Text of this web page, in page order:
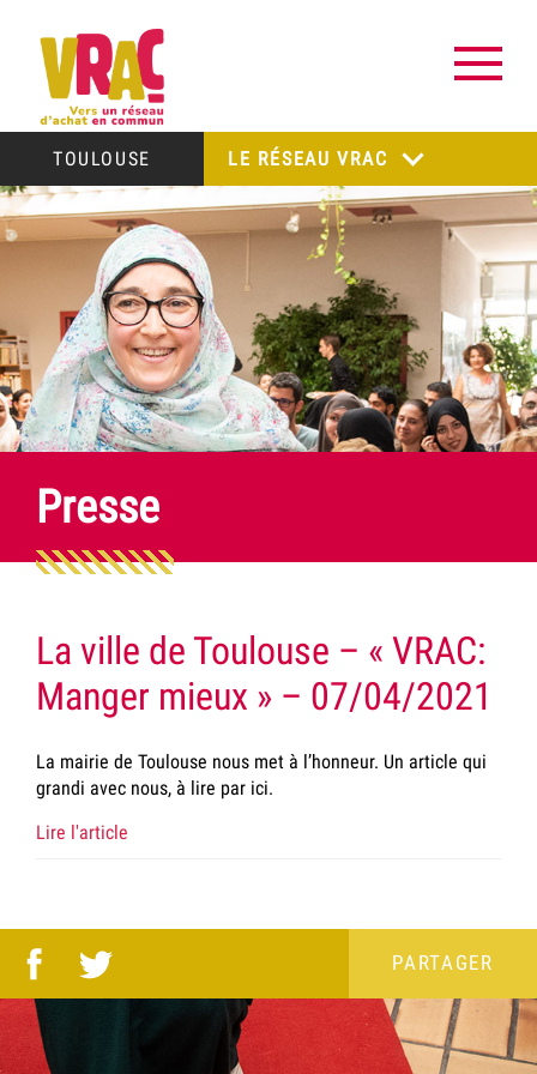
TOULOUSE LE RÉSEAU VRAC
Presse
La ville de Toulouse – « VRAC:
Manger mieux » – 07/04/2021
La mairie de Toulouse nous met à l’honneur. Un article qui
grandi avec nous, à lire par ici.
Lire l'article
PARTAGER